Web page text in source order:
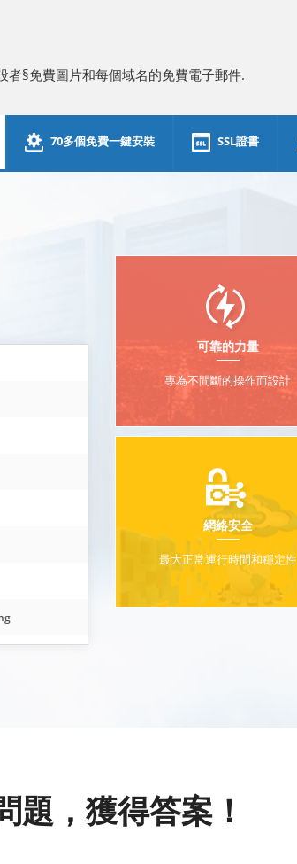
§免費圖片和每個域名的免費電子郵件.
70多個免費一鍵安裝 SSL證書
可靠的力量
專為不間斷的操作而設計
網絡安全
最大正常運行時間和穩定性
題，獲得答案！